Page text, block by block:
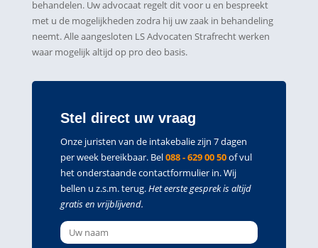
behandelen. Uw advocaat regelt dit voor u en bespreekt
met u de mogelijkheden zodra hij uw zaak in behandeling
neemt. Alle aangesloten LS Advocaten Strafrecht werken
waar mogelijk altijd op pro deo basis.
Stel direct uw vraag
Onze juristen van de intakebalie zijn 7 dagen
per week bereikbaar. Bel088 - 629 00 50of vul
het onderstaande contactformulier in. Wij
bellen u z.s.m. terug.Het eerste gesprek is altijd
gratis en vrijblijvend.